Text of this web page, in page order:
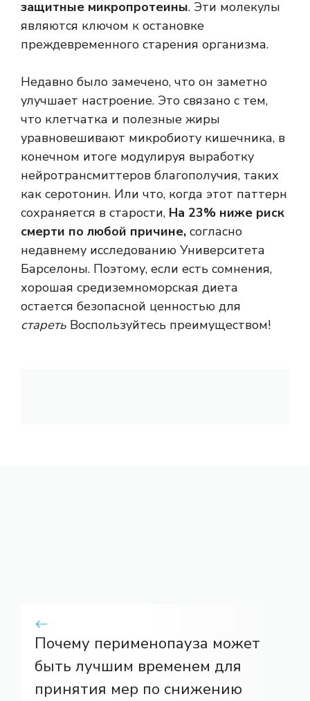
защитные микропротеины. Эти молекулы
являются ключом к остановке
преждевременного старения организма.
Недавно было замечено, что он заметно
улучшает настроение. Это связано с тем,
что клетчатка и полезные жиры
уравновешивают микробиоту кишечника, в
конечном итоге модулируя выработку
нейротрансмиттеров благополучия, таких
как серотонин. Или что, когда этот паттерн
сохраняется в старости, На 23% ниже риск
смерти по любой причине, согласно
недавнему исследованию Университета
Барселоны. Поэтому, если есть сомнения,
хорошая средиземноморская диета
остается безопасной ценностью для
стареть Воспользуйтесь преимуществом!
Почему перименопауза может
быть лучшим временем для
принятия мер по снижению